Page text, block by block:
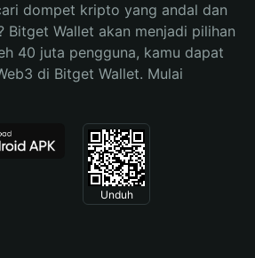
dompet kripto yang andal dan
Bitget Wallet akan menjadi pilihan
40 juta pengguna, kamu dapat
di Bitget Wallet. Mulai
Unduh